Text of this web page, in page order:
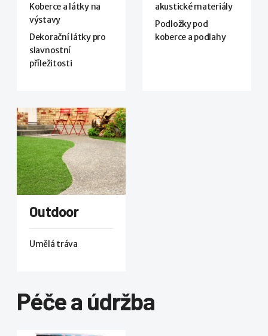
Koberce a látky na
výstavy
Dekorační látky pro
slavnostní
příležitosti
akustické materiály
Podložky pod
koberce a podlahy
Outdoor
Umělá tráva
Péče a údržba